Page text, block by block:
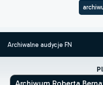
Archiwalne audycje FN